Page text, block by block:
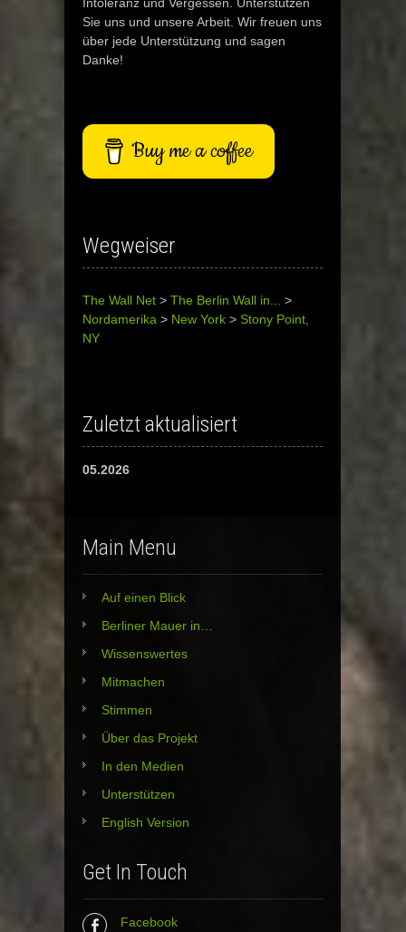
Sie uns und unsere Arbeit. Wir freuen uns
über jede Unterstützung und sagen
Danke!
Buy me a coffee
Wegweiser
The Wall Net > The Berlin Wall in...
>
Nordamerika > New York > Stony Point,
NY
Zuletzt aktualisiert
05.2026
Main Menu
Auf einen Blick
Berliner Mauer in…
Wissenswertes
Mitmachen
Stimmen
Über das Projekt
In den Medien
Unterstützen
English Version
Get In Touch
Facebook